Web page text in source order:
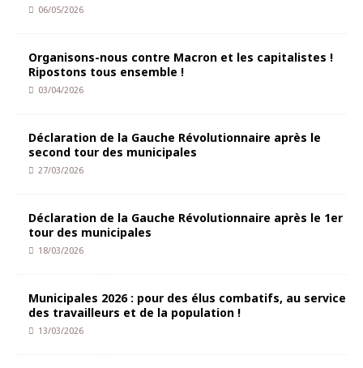
06/05/2026
Organisons-nous contre Macron et les capitalistes !
Ripostons tous ensemble !
03/04/2026
Déclaration de la Gauche Révolutionnaire après le
second tour des municipales
27/03/2026
Déclaration de la Gauche Révolutionnaire après le 1er
tour des municipales
18/03/2026
Municipales 2026 : pour des élus combatifs, au service
des travailleurs et de la population !
13/03/2026